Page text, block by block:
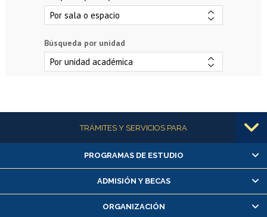
Búsqueda por unidad
Más informaciónTRÁMITES Y SERVICIOS PARA
Alumnas/os y exalumnas/os
Matrícula en línea
Inscripción y cambio de asignaturas
Consulta y certificado de notas
PROGRAMAS DE ESTUDIO
ADMISIÓN Y BECAS
ORGANIZACIÓN